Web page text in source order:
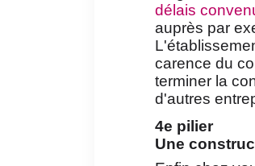
délais
auprès par
carence du
terminer la
d'autres
4e pilier
Une